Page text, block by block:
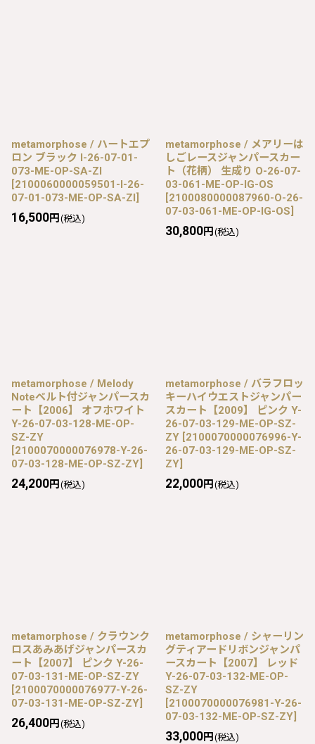
metamorphose / ハートエプ
ロン ブラック I-26-07-01-
073-ME-OP-SA-ZI
[2100060000059501-I-26-
07-01-073-ME-OP-SA-ZI]
16,500円 (税込)
metamorphose / メアリーは
しごレースジャンパースカー
ト（花柄） 生成り O-26-07-
03-061-ME-OP-IG-OS
[2100080000087960-O-26-
07-03-061-ME-OP-IG-OS]
30,800円 (税込)
metamorphose / Melody
Noteベルト付ジャンパースカ
ート【2006】 オフホワイト
Y-26-07-03-128-ME-OP-
SZ-ZY
[2100070000076978-Y-26-
07-03-128-ME-OP-SZ-ZY]
24,200円 (税込)
metamorphose / バラフロッ
キーハイウエストジャンパー
スカート【2009】 ピンク Y-
26-07-03-129-ME-OP-SZ-
ZY [2100070000076996-Y-
26-07-03-129-ME-OP-SZ-
ZY]
22,000円 (税込)
metamorphose / クラウンク
ロスあみあげジャンパースカ
ート【2007】 ピンク Y-26-
07-03-131-ME-OP-SZ-ZY
[2100070000076977-Y-26-
07-03-131-ME-OP-SZ-ZY]
26,400円 (税込)
metamorphose / シャーリン
グティアードリボンジャンパ
ースカート【2007】 レッド
Y-26-07-03-132-ME-OP-
SZ-ZY
[2100070000076981-Y-26-
07-03-132-ME-OP-SZ-ZY]
33,000円 (税込)